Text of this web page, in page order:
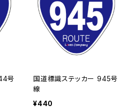
号
国道標識ステッカー 945号
線
¥440